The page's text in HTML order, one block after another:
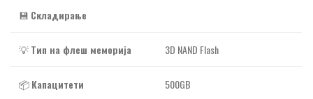
💾 Складирање
💡Тип на флеш меморија 3D NAND Flash
📦Капацитети 500GB